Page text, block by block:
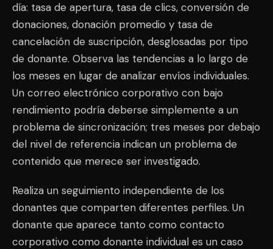
día: tasa de apertura, tasa de clics, conversión de
donaciones, donación promedio y tasa de
cancelación de suscripción, desglosadas por tipo
de donante. Observa las tendencias a lo largo de
los meses en lugar de analizar envíos individuales.
Un correo electrónico corporativo con bajo
rendimiento podría deberse simplemente a un
problema de sincronización; tres meses por debajo
del nivel de referencia indican un problema de
contenido que merece ser investigado.
Realiza un seguimiento independiente de los
donantes que comparten diferentes perfiles. Un
donante que aparece tanto como contacto
corporativo como donante individual es un caso